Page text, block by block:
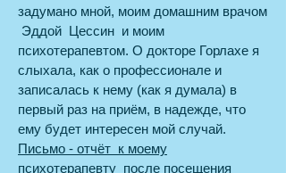
задумано мной, моим домашним врачом
Эддой Цессин и моим
психотерапевтом. О докторе Горлахе я
слыхала, как о профессионале и
записалась к нему (как я думала) в
первый раз на приём, в надежде, что
ему будет интересен мой случай.
Письмо - отчёт к моему
психотерапевту после посещения